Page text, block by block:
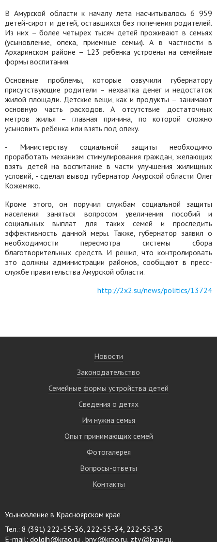
В Амурской области к началу лета насчитывалось 6 959
детей-сирот и детей, оставшихся без попечения родителей.
Из них – более четырех тысяч детей проживают в семьях
(усыновление, опека, приемные семьи). А в частности в
Архаринском районе – 123 ребенка устроены на семейные
формы воспитания.
Основные проблемы, которые озвучили губернатору
присутствующие родители – нехватка денег и недостаток
жилой площади. Детские вещи, как и продукты – занимают
основную часть расходов. А отсутствие достаточных
метров жилья – главная причина, по которой сложно
усыновить ребенка или взять под опеку.
- Министерству социальной защиты необходимо
проработать механизм стимулирования граждан, желающих
взять детей на воспитание в части улучшения жилищных
условий, - сделал вывод губернатор Амурской области Олег
Кожемяко.
Кроме этого, он поручил службам социальной защиты
населения заняться вопросом увеличения пособий и
социальных выплат для таких семей и проследить
эффективность данной меры. Также, губернатор заявил о
необходимости пересмотра системы сбора
благотворительных средств. И решил, что контролировать
это должны администрации районов, сообщают в пресс-
службе правительства Амурской области.
http://2x2.su/news/politics/13724
Новости
Законодательство
Семейные формы устройства детей
Сведения о детях
Им нужна семья
Опыт принимающих семей
Фотогалерея
Вопросы-ответы
Контакты
Усыновление в Красноярском крае
Тел.: 8 (391) 222-55-36, 222-55-34, 222-55-35
E-mail: dolgih@krao.ru , bnv@krao.ru, ztv@krao.ru,